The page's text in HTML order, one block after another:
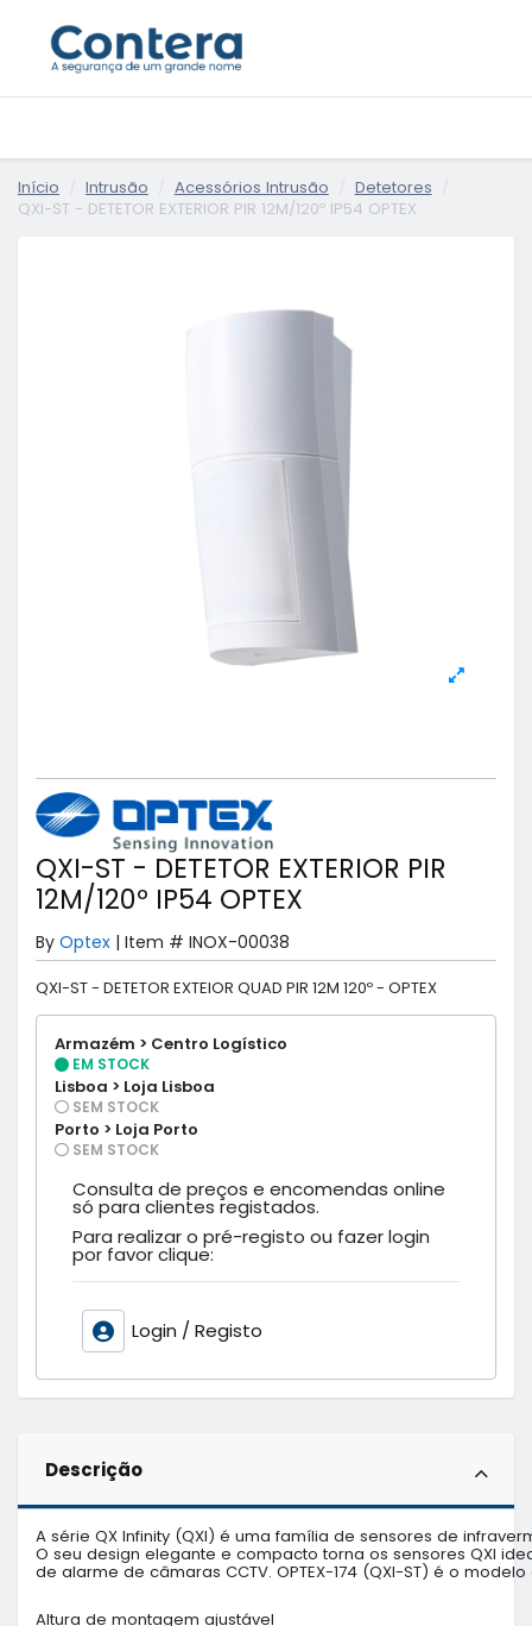
Início Intrusão Acessórios Intrusão
Detetores
QXI-ST - DETETOR EXTERIOR PIR 12M/120º IP54 OPTEX
QXI-ST - DETETOR EXTERIOR PIR
12M/120º IP54 OPTEX
By Optex | Item # INOX-00038
QXI-ST - DETETOR EXTEIOR QUAD PIR 12M 120º - OPTEX
Armazém > Centro Logístico
EM STOCK
Lisboa > Loja Lisboa
SEM STOCK
Porto > Loja Porto
SEM STOCK
Consulta de preços e encomendas online
só para clientes registados.
Para realizar o pré-registo ou fazer login
por favor clique:
Login / Registo
Descrição
A série QX Infinity (QXI) é uma família de sensores de
O seu design elegante e compacto torna os sensores QXI
de alarme de câmaras CCTV. OPTEX-174 (QXI-ST) é o
Altura de montagem ajustável